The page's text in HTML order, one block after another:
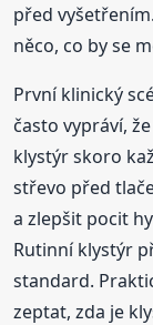
před
něco, co by se
První klinický
často vypráví,
klystýr skoro
střevo před
a zlepšit pocit
Rutinní klystýr
standard.
zeptat, zda je